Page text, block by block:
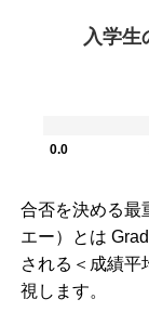
入学生
0.0
合否を決める最
エー）とは
される＜成績平
視します。